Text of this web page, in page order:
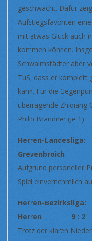
geschwächt. Dafür
Aufstiegsfavoriten
mit etwas Glück auch
kommen können.
Schwalmstädter aber
TuS, dass er komplett
kann. Für die
überragende Zhiqiang
Philip Brandner (je 1).
Herren-
Grevenbroich
Aufgrund personeller
Spiel einvernehmlich
Herren-
Herren 9 : 2
Trotz der klaren